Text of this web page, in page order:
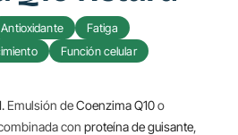
Antioxidante
Fatiga
Función celular
Emulsión deCoenzima Q10o
conproteína de guisante,